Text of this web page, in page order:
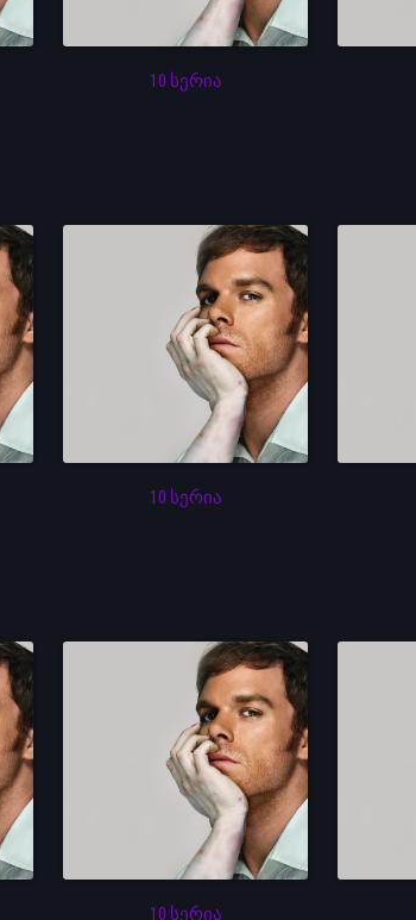
10 სერია
10 სერია
10 სერია